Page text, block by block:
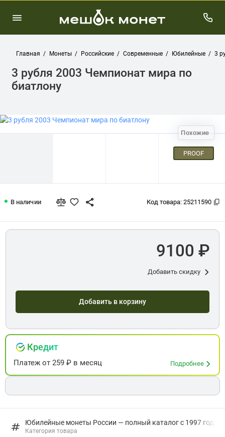
Главная Монеты Российские Современные Юбилейные 3
3 рубля 2003 Чемпионат мира по
биатлону
Похожие
PROOF
В наличии Код товара: 25211590
Юбилейные монеты России — полный каталог с 1997 года:
Категория товара
9100 ₽
Добавить скидку
Добавить в корзину
Кредит
Платежот259 ₽ в месяц Подробнее